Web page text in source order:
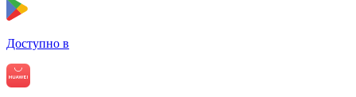
Доступно в